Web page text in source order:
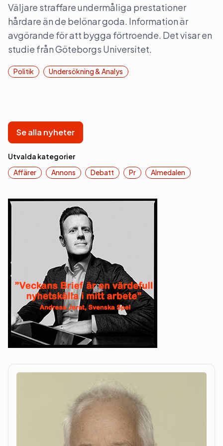
Väljare straffare undermåliga prestationer
hårdare än de belönar goda. Information är
avgörande för att bygga förtroende. Det visar en
studie från Göteborgs Universitet.
Politik Undersökning & Analys
Se alla nyheter
Utvalda kategorier
Affärer
Annons Debatt Pr Almedalen